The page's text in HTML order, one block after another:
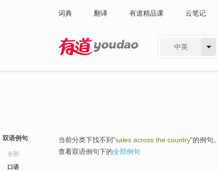
词典 翻译 有道精品课 云笔记
中英
双语例句
全部
口语
当前分类下找不到"sales across the country"的例句
查看双语例句下的全部例句